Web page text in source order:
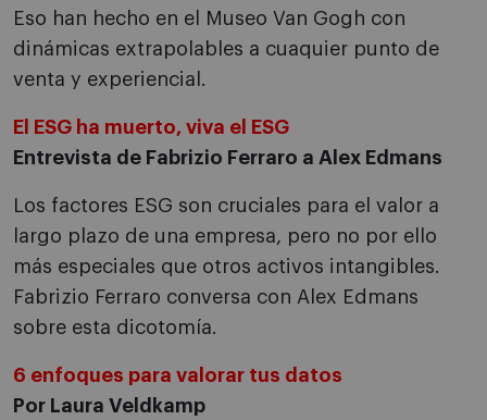
Eso han hecho en el Museo Van Gogh con
dinámicas extrapolables a cuaquier punto de
venta y experiencial.
El ESG ha muerto, viva el ESG
Entrevista de Fabrizio Ferraro a Alex Edmans
Los factores ESG son cruciales para el valor a
largo plazo de una empresa, pero no por ello
más especiales que otros activos intangibles.
Fabrizio Ferraro conversa con Alex Edmans
sobre esta dicotomía.
6 enfoques para valorar tus datos
Por Laura Veldkamp